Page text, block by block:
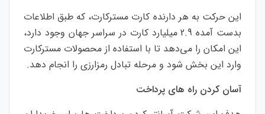
این حرکت به هر دارنده کارت مسترکارت، که طبق اطلاعات
بدست آمده 2.9 میلیارد کارت در سراسر جهان وجود دارد،
این امکان را می‌دهد تا با استفاده از محصولات مسترکارت
وارد این بخش شود و مرحله تبادل رمزارزی را انجام دهد.
آسان کردن راه های پرداخت